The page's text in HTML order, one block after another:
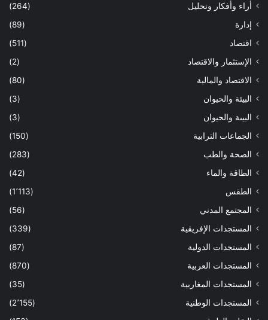
أراء وأفكار وتحليل
(264)
إدارة
(89)
اقتصاد
(511)
الإستثمار والاقتصاد
(2)
الاقتصاد والمالية
(80)
البيئة والحيوان
(3)
البيىة والحيوان
(3)
الجماعات الترابية
(150)
الصحة والطب
(283)
الطاقة والماء
(42)
الطقس
(1٬113)
المجتمع المدني
(56)
المستجدات الإفريقية
(339)
المستجدات الدولية
(87)
المستجدات العربية
(870)
المستجدات المغاربية
(35)
المستجدات الوطنية
(2٬155)